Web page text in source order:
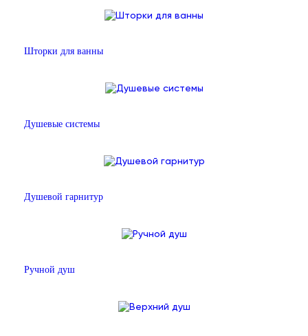
Шторки для ванны
Душевые системы
Душевой гарнитур
Ручной душ